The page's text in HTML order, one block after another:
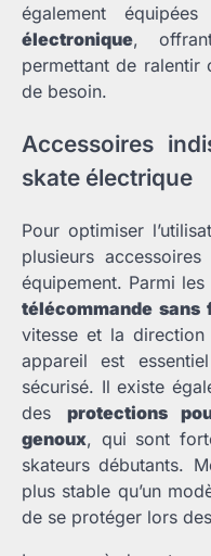
également
électronique,
permettant de ralentir
de besoin.
Accessoires
skate électrique
Pour optimiser
plusieurs
équipement. Parmi
télécommande sans
vitesse et la
appareil est
sécurisé. Il existe
des protections
genoux, qui sont
skateurs débutants.
plus stable qu’un
de se protéger lors